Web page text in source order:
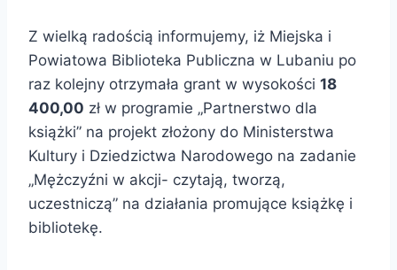
Z wielką radością informujemy, iż Miejska i
Powiatowa Biblioteka Publiczna w Lubaniu po
raz kolejny otrzymała grant w wysokości 18
400,00 zł w programie „Partnerstwo dla
książki” na projekt złożony do Ministerstwa
Kultury i Dziedzictwa Narodowego na zadanie
„Mężczyźni w akcji- czytają, tworzą,
uczestniczą” na działania promujące książkę i
bibliotekę.